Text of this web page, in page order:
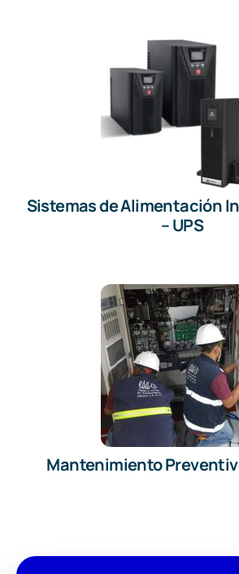
Sistemas de Alimentación
– UPS
Mantenimiento